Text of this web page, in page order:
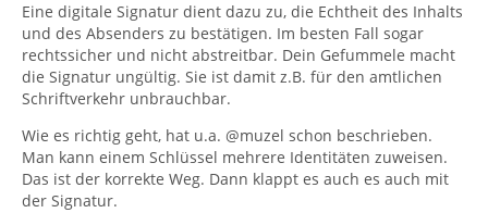
Eine digitale Signatur dient dazu zu, die Echtheit des Inhalts
und des Absenders zu bestätigen. Im besten Fall sogar
rechtssicher und nicht abstreitbar. Dein Gefummele macht
die Signatur ungültig. Sie ist damit z.B. für den amtlichen
Schriftverkehr unbrauchbar.
Wie es richtig geht, hat u.a. @muzel schon beschrieben.
Man kann einem Schlüssel mehrere Identitäten zuweisen.
Das ist der korrekte Weg. Dann klappt es auch es auch mit
der Signatur.